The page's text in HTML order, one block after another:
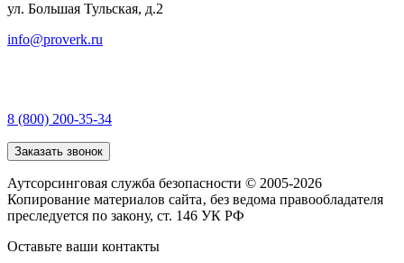
ул. Большая Тульская, д.2
info@proverk.ru
8 (800) 200-35-34
Заказать звонок
Аутсорсинговая служба безопасности © 2005-2026
Копирование материалов сайта‚ без ведома правообладателя
преследуется по закону, ст. 146 УК РФ
Оставьте ваши контакты